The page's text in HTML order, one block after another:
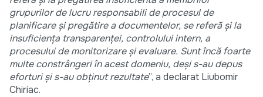
grupurilor de lucru responsabili de procesul de
planificare și pregătire a documentelor, se referă și la
insuficiența transparenței, controlului intern, a
procesului de monitorizare și evaluare. Sunt încă foarte
multe constrângeri în acest domeniu, deși s-au depus
eforturi și s-au obținut rezultate”, a declarat Liubomir
Chiriac.